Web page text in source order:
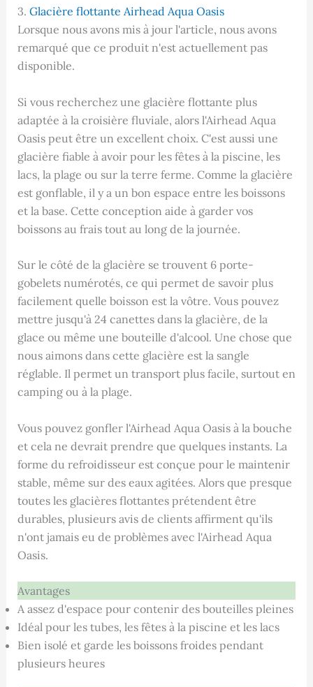
3. Glacière flottante Airhead Aqua Oasis
Lorsque nous avons mis à jour l'article, nous avons
remarqué que ce produit n'est actuellement pas
disponible.
Si vous recherchez une glacière flottante plus
adaptée à la croisière fluviale, alors l'Airhead Aqua
Oasis peut être un excellent choix. C'est aussi une
glacière fiable à avoir pour les fêtes à la piscine, les
lacs, la plage ou sur la terre ferme. Comme la glacière
est gonflable, il y a un bon espace entre les boissons
et la base. Cette conception aide à garder vos
boissons au frais tout au long de la journée.
Sur le côté de la glacière se trouvent 6 porte-
gobelets numérotés, ce qui permet de savoir plus
facilement quelle boisson est la vôtre. Vous pouvez
mettre jusqu'à 24 canettes dans la glacière, de la
glace ou même une bouteille d'alcool. Une chose que
nous aimons dans cette glacière est la sangle
réglable. Il permet un transport plus facile, surtout en
camping ou à la plage.
Vous pouvez gonfler l'Airhead Aqua Oasis à la bouche
et cela ne devrait prendre que quelques instants. La
forme du refroidisseur est conçue pour le maintenir
stable, même sur des eaux agitées. Alors que presque
toutes les glacières flottantes prétendent être
durables, plusieurs avis de clients affirment qu'ils
n'ont jamais eu de problèmes avec l'Airhead Aqua
Oasis.
Avantages
A assez d'espace pour contenir des bouteilles pleines
Idéal pour les tubes, les fêtes à la piscine et les lacs
Bien isolé et garde les boissons froides pendant
plusieurs heures